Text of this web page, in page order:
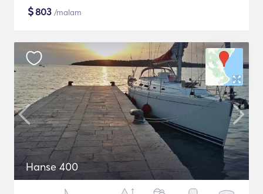
$803 /malam
Hanse 400